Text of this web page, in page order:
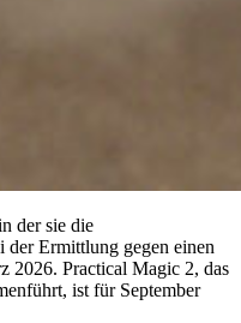
der sie die
der Ermittlung gegen einen
2026. Practical Magic 2, das
ist für September